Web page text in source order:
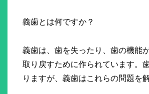
義歯とは何ですか？
義歯は、歯を失ったり、歯の機能
取り戻すために作られています。
りますが、義歯はこれらの問題を